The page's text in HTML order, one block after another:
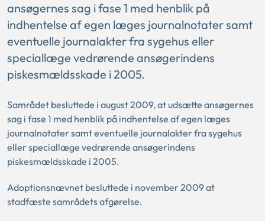
ansøgernes sag i fase 1 med henblik på
indhentelse af egen læges journalnotater samt
eventuelle journalakter fra sygehus eller
speciallæge vedrørende ansøgerindens
piskesmældsskade i 2005.
Samrådet besluttede i august 2009, at udsætte ansøgernes
sag i fase 1 med henblik på indhentelse af egen læges
journalnotater samt eventuelle journalakter fra sygehus
eller speciallæge vedrørende ansøgerindens
piskesmældsskade i 2005.
Adoptionsnævnet besluttede i november 2009 at
stadfæste samrådets afgørelse.